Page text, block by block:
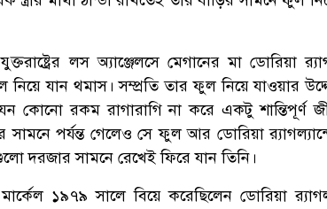
লস অ্যাঞ্জেলসে মেগানের মা ডোরিয়া
যান থমাস। সম্প্রতি তার ফুল নিয়ে যাওয়ার
কোনো রকম রাগারাগি না করে একটু শান্তিপূর্ণ
সামনে পর্যন্ত গেলেও সে ফুল আর ডোরিয়া
দরজার সামনে রেখেই ফিরে যান তিনি।
মার্কেল ১৯৭৯ সালে বিয়ে করেছিলেন ডোরিয়া